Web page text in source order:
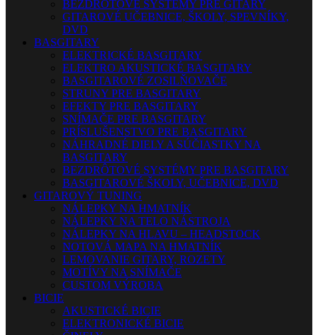
BEZDRÔTOVÉ SYSTÉMY PRE GITARY
GITAROVÉ UČEBNICE, ŠKOLY, SPEVNÍKY,
DVD
BASGITARY
ELEKTRICKÉ BASGITARY
ELEKTRO AKUSTICKÉ BASGITARY
BASGITAROVÉ ZOSILŇOVAČE
STRUNY PRE BASGITARY
EFEKTY PRE BASGITARY
SNÍMAČE PRE BASGITARY
PRÍSLUŠENSTVO PRE BASGITARY
NÁHRADNÉ DIELY A SÚČIASTKY NA
BASGITARY
BEZDRÔTOVÉ SYSTÉMY PRE BASGITARY
BASGITAROVÉ ŠKOLY, UČEBNICE, DVD
GITAROVÝ TUNING
NÁLEPKY NA HMATNÍK
NÁLEPKY NA TELO NÁSTROJA
NÁLEPKY NA HLAVU – HEADSTOCK
NOTOVÁ MAPA NA HMATNÍK
LEMOVANIE GITARY, ROZETY
MOTÍVY NA SNÍMAČE
CUSTOM VÝROBA
BICIE
AKUSTICKÉ BICIE
ELEKTRONICKÉ BICIE